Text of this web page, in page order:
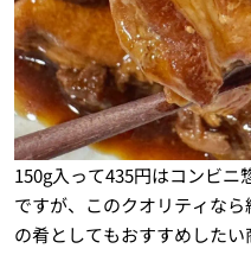
150g入って435円はコンビ
ですが、このクオリティな
の肴としてもおすすめしたい